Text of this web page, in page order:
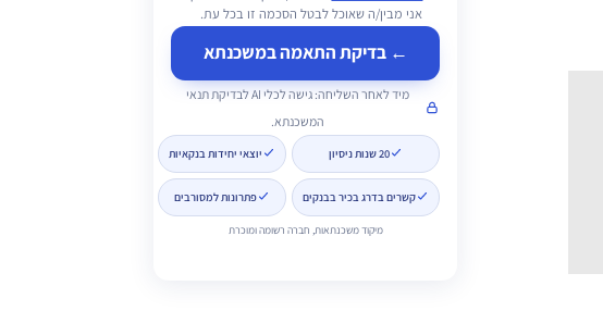
אני מבין/ה שאוכל לבטל הסכמה זו בכל עת.
← בדיקת התאמה במשכנתא
מיד לאחר השליחה: גישה לכלי AI לבדיקת תנאי
המשכנתא.
20 שנות ניסיון יוצאי יחידות בנקאיות
קשרים בדרג בכיר בבנקים פתרונות למסורבים
מיקוד משכנתאות, חברה רשומה ומוכרת